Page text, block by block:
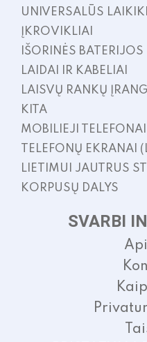
UNIVERSALŪS
ĮKROVIKLIAI
IŠORINĖS BATERIJOS
LAIDAI IR KABELIAI
LAISVŲ RANKŲ
KITA
MOBILIEJI TELEFONAI
TELEFONŲ EKRANAI
LIETIMUI JAUTRUS
KORPUSŲ DALYS
SVARBI